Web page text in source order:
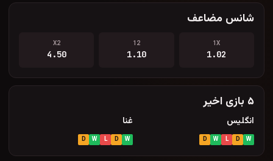
شانس مضاعف
1X
1.02
12
1.10
X2
4.50
۵ بازی اخیر
انگلیس
W
D
L
W
D
غنا
W
D
L
W
D